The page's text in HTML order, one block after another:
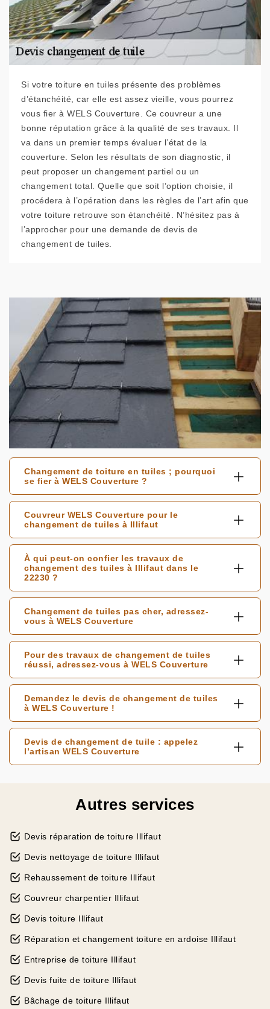
Si votre toiture en tuiles présente des problèmes
d’étanchéité, car elle est assez vieille, vous pourrez
vous fier à WELS Couverture. Ce couvreur a une
bonne réputation grâce à la qualité de ses travaux. Il
va dans un premier temps évaluer l’état de la
couverture. Selon les résultats de son diagnostic, il
peut proposer un changement partiel ou un
changement total. Quelle que soit l’option choisie, il
procédera à l’opération dans les règles de l’art afin que
votre toiture retrouve son étanchéité. N’hésitez pas à
l’approcher pour une demande de devis de
changement de tuiles.
Changement de toiture en tuiles ; pourquoi
se fier à WELS Couverture ?
Couvreur WELS Couverture pour le
changement de tuiles à Illifaut
À qui peut-on confier les travaux de
changement des tuiles à Illifaut dans le
22230 ?
Changement de tuiles pas cher, adressez-
vous à WELS Couverture
Pour des travaux de changement de tuiles
réussi, adressez-vous à WELS Couverture
Demandez le devis de changement de tuiles
à WELS Couverture !
Devis de changement de tuile : appelez
l’artisan WELS Couverture
Autres services
Devis réparation de toiture Illifaut
Devis nettoyage de toiture Illifaut
Rehaussement de toiture Illifaut
Couvreur charpentier Illifaut
Devis toiture Illifaut
Réparation et changement toiture en ardoise Illifaut
Entreprise de toiture Illifaut
Devis fuite de toiture Illifaut
Bâchage de toiture Illifaut